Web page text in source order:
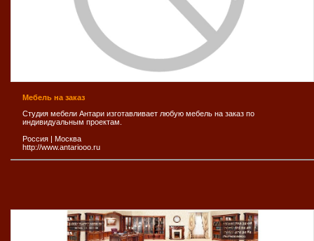
Мебель на заказ
Студия мебели Антари изготавливает любую мебель на заказ по
индивидуальным проектам.
Россия | Москва
http://www.antariooo.ru